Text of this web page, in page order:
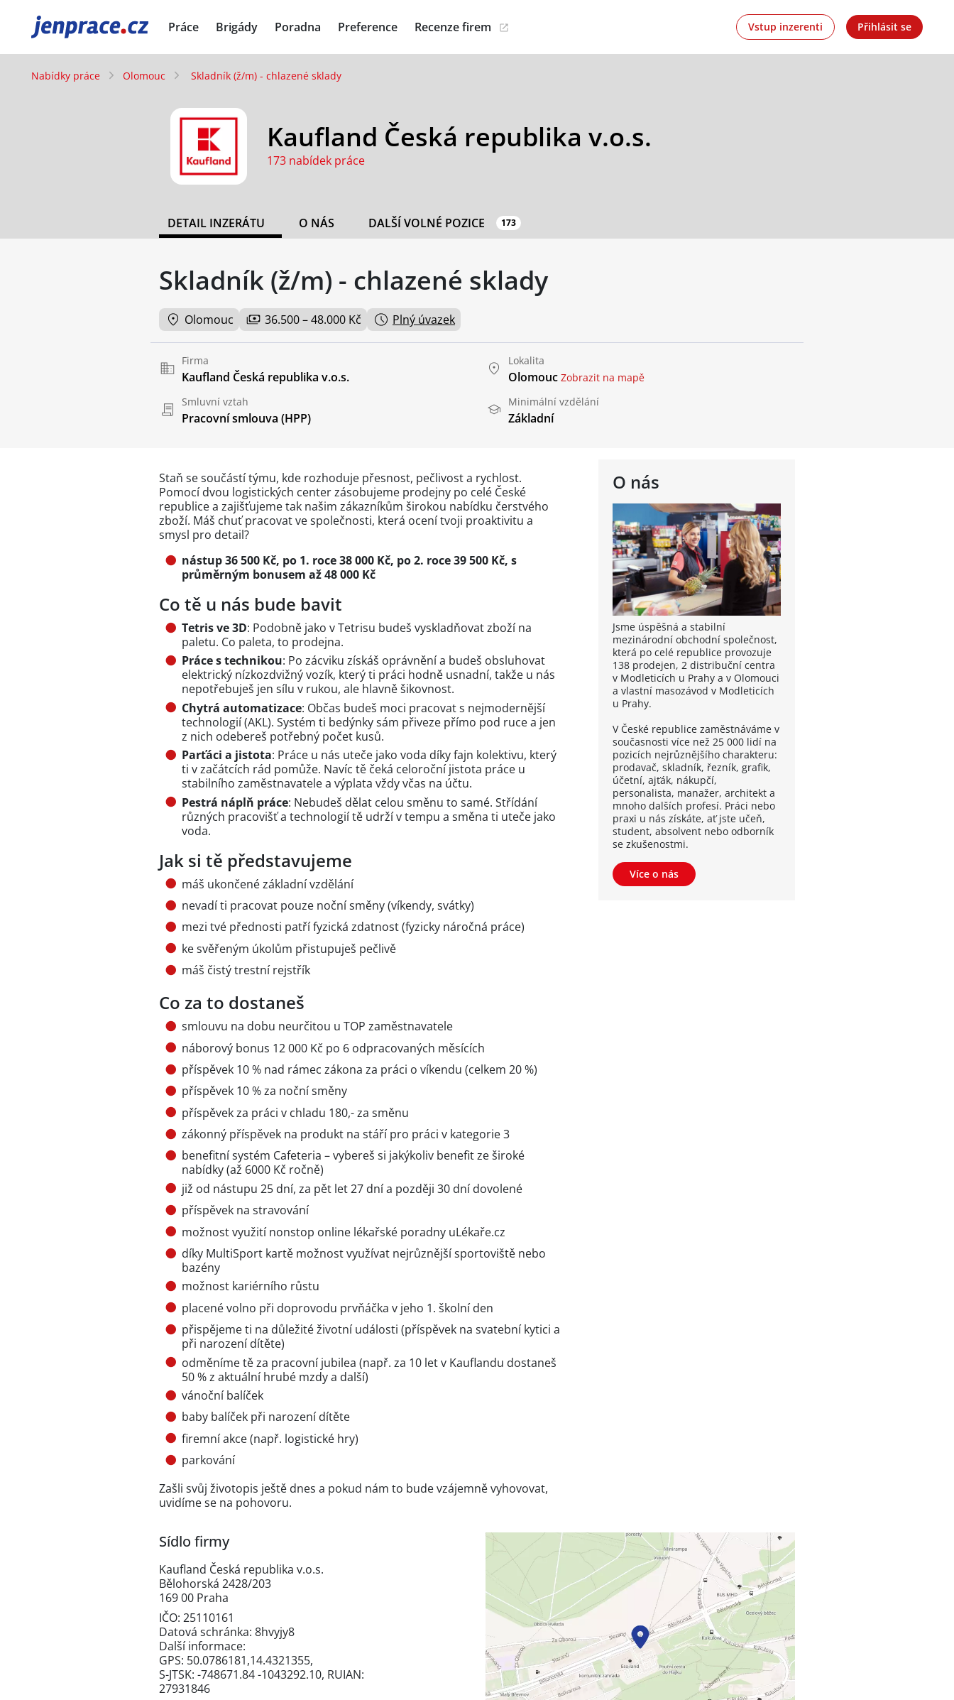
JenPráce.cz Práce Brigády Poradna Preference Recenze firem Vstup inzerenti Přihlásit se
Nabídky práce Olomouc Skladník (ž/m) - chlazené sklady
Kaufland Česká republika v.o.s.
173 nabídek práce
DETAIL INZERÁTU O NÁS DALŠÍ VOLNÉ POZICE 173
Skladník (ž/m) - chlazené sklady
Olomouc 36.500 – 48.000 Kč Plný úvazek
Firma
Kaufland Česká republika v.o.s.
Lokalita
Olomouc Zobrazit na mapě
Smluvní vztah
Pracovní smlouva (HPP)
Minimální vzdělání
Základní
O nás
Jsme úspěšná a stabilní
mezinárodní obchodní společnost,
která po celé republice provozuje
138 prodejen, 2 distribuční centra
v Modleticích u Prahy a v Olomouci
a vlastní masozávod v Modleticích
u Prahy.
V České republice zaměstnáváme v
současnosti více než 25 000 lidí na
pozicích nejrůznějšího charakteru:
prodavač, skladník, řezník, grafik,
účetní, ajťák, nákupčí,
personalista, manažer, architekt a
mnoho dalších profesí. Práci nebo
praxi u nás získáte, ať jste učeň,
student, absolvent nebo odborník
se zkušenostmi.
Více o nás
Staň se součástí týmu, kde rozhoduje přesnost, pečlivost a rychlost.
Pomocí dvou logistických center zásobujeme prodejny po celé České
republice a zajišťujeme tak našim zákazníkům širokou nabídku čerstvého
zboží. Máš chuť pracovat ve společnosti, která ocení tvoji proaktivitu a
smysl pro detail?
nástup 36 500 Kč, po 1. roce 38 000 Kč, po 2. roce 39 500 Kč, s
průměrným bonusem až 48 000 Kč
Co tě u nás bude bavit
Tetris ve 3D: Podobně jako v Tetrisu budeš vyskladňovat zboží na
paletu. Co paleta, to prodejna.
Práce s technikou: Po zácviku získáš oprávnění a budeš obsluhovat
elektrický nízkozdvižný vozík, který ti práci hodně usnadní, takže u nás
nepotřebuješ jen sílu v rukou, ale hlavně šikovnost.
Chytrá automatizace: Občas budeš moci pracovat s nejmodernější
technologií (AKL). Systém ti bedýnky sám přiveze přímo pod ruce a jen
z nich odebereš potřebný počet kusů.
Parťáci a jistota: Práce u nás uteče jako voda díky fajn kolektivu, který
ti v začátcích rád pomůže. Navíc tě čeká celoroční jistota práce u
stabilního zaměstnavatele a výplata vždy včas na účtu.
Pestrá náplň práce: Nebudeš dělat celou směnu to samé. Střídání
různých pracovišť a technologií tě udrží v tempu a směna ti uteče jako
voda.
Jak si tě představujeme
máš ukončené základní vzdělání
nevadí ti pracovat pouze noční směny (víkendy, svátky)
mezi tvé přednosti patří fyzická zdatnost (fyzicky náročná práce)
ke svěřeným úkolům přistupuješ pečlivě
máš čistý trestní rejstřík
Co za to dostaneš
smlouvu na dobu neurčitou u TOP zaměstnavatele
náborový bonus 12 000 Kč po 6 odpracovaných měsících
příspěvek 10 % nad rámec zákona za práci o víkendu (celkem 20 %)
příspěvek 10 % za noční směny
příspěvek za práci v chladu 180,- za směnu
zákonný příspěvek na produkt na stáří pro práci v kategorie 3
benefitní systém Cafeteria – vybereš si jakýkoliv benefit ze široké
nabídky (až 6000 Kč ročně)
již od nástupu 25 dní, za pět let 27 dní a později 30 dní dovolené
příspěvek na stravování
možnost využití nonstop online lékařské poradny uLékaře.cz
díky MultiSport kartě možnost využívat nejrůznější sportoviště nebo
bazény
možnost kariérního růstu
placené volno při doprovodu prvňáčka v jeho 1. školní den
přispějeme ti na důležité životní události (příspěvek na svatební kytici a
při narození dítěte)
odměníme tě za pracovní jubilea (např. za 10 let v Kauflandu dostaneš
50 % z aktuální hrubé mzdy a další)
vánoční balíček
baby balíček při narození dítěte
firemní akce (např. logistické hry)
parkování
Zašli svůj životopis ještě dnes a pokud nám to bude vzájemně vyhovovat,
uvidíme se na pohovoru.
Sídlo firmy
Kaufland Česká republika v.o.s.
Bělohorská 2428/203
169 00 Praha
IČO: 25110161
Datová schránka: 8hvyjy8
Další informace:
GPS: 50.0786181,14.4321355,
S-JTSK: -748671.84 -1043292.10, RUIAN:
27931846